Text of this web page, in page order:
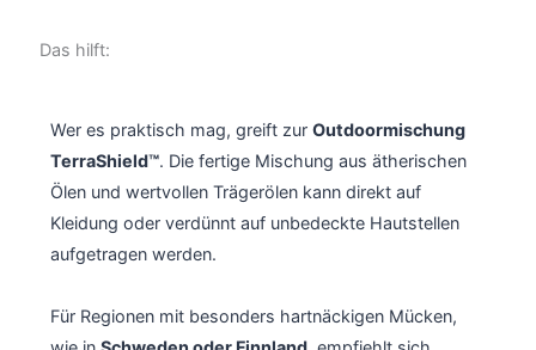
Das hilft:
Wer es praktisch mag, greift zurOutdoormischung
TerraShield™. Die fertige Mischung aus ätherischen
Ölen und wertvollen Trägerölen kann direkt auf
Kleidung oder verdünnt auf unbedeckte Hautstellen
aufgetragen werden.
Für Regionen mit besonders hartnäckigen Mücken,